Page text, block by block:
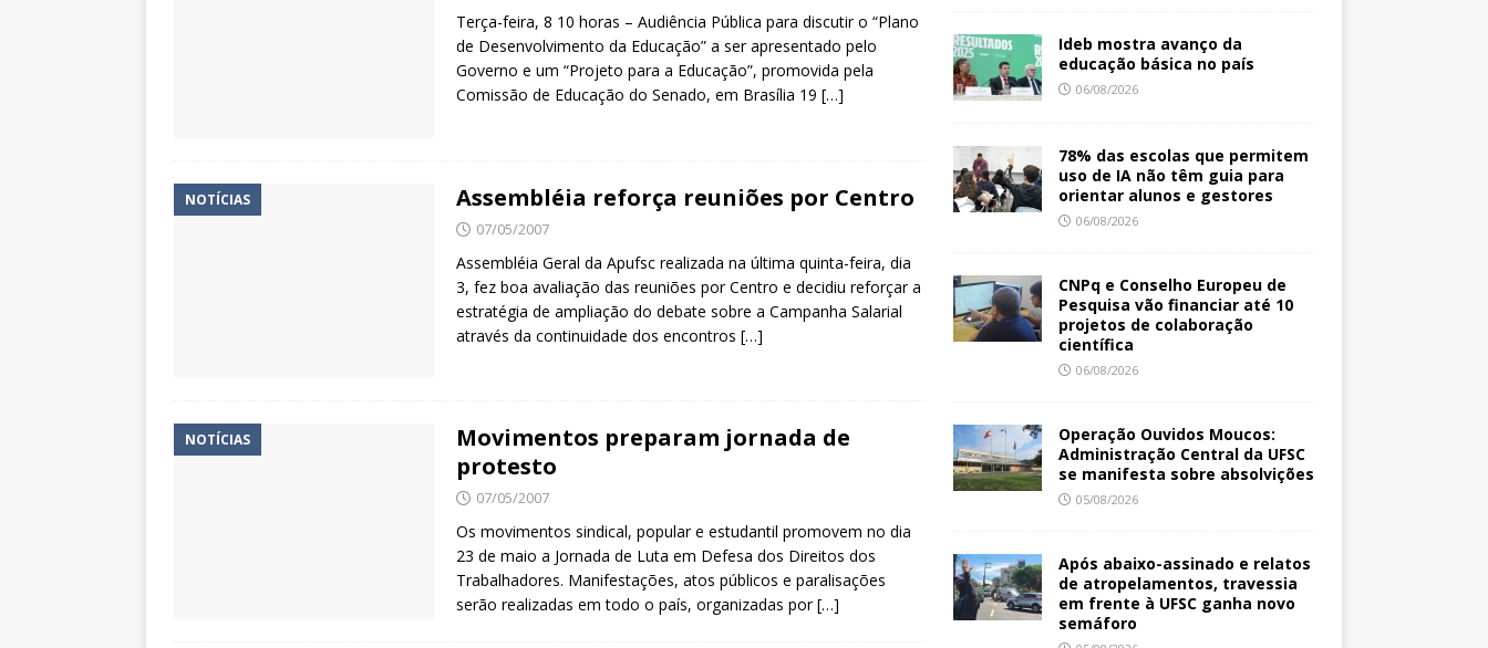
Terça-feira, 8 10 horas – Audiência Pública para discutir o “Plano
de Desenvolvimento da Educação” a ser apresentado pelo
Governo e um “Projeto para a Educação”, promovida pela
Comissão de Educação do Senado, em Brasília 19 […]
NOTÍCIAS Assembléia reforça reuniões por Centro
07/05/2007
Assembléia Geral da Apufsc realizada na última quinta-feira, dia
3, fez boa avaliação das reuniões por Centro e decidiu reforçar a
estratégia de ampliação do debate sobre a Campanha Salarial
através da continuidade dos encontros […]
NOTÍCIAS
Movimentos preparam jornada de
protesto
07/05/2007
Os movimentos sindical, popular e estudantil promovem no dia
23 de maio a Jornada de Luta em Defesa dos Direitos dos
Trabalhadores. Manifestações, atos públicos e paralisações
serão realizadas em todo o país, organizadas por[…]
Ideb mostra avanço da
educação básica no país
06/08/2026
78% das escolas que permitem
uso de IA não têm guia para
orientar alunos e gestores
06/08/2026
CNPq e Conselho Europeu de
Pesquisa vão financiar até 10
projetos de colaboração
científica
06/08/2026
Operação Ouvidos Moucos:
Administração Central da UFSC
se manifesta sobre absolvições
05/08/2026
Após abaixo-assinado e relatos
de atropelamentos, travessia
em frente à UFSC ganha novo
semáforo